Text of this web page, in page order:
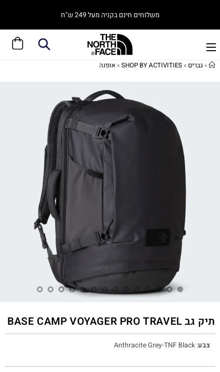
משלוחים חינם בקניה מעל 249 ש"ח
»גברים »
SHOP BY ACTIVITIES
»אופנה
תיק גב BASE CAMP VOYAGER PRO TRAVEL
צבע:
Anthracite Grey-TNF Black